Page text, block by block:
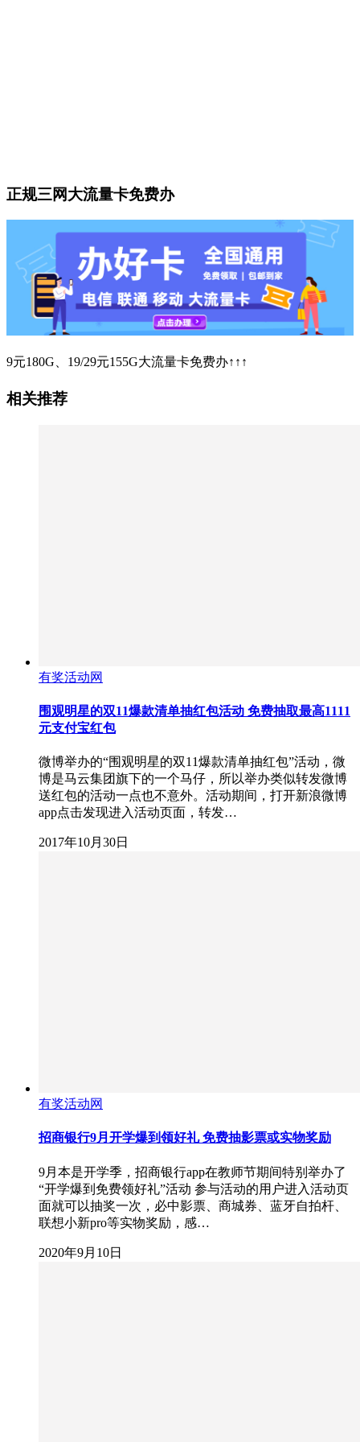
正规三网大流量卡免费办
9元180G、19/29元155G大流量卡免费办↑↑↑
相关推荐
有奖活动网
围观明星的双11爆款清单抽红包活动 免费抽取最高1111
元支付宝红包
微博举办的“围观明星的双11爆款清单抽红包”活动，微
博是马云集团旗下的一个马仔，所以举办类似转发微博
送红包的活动一点也不意外。活动期间，打开新浪微博
app点击发现进入活动页面，转发…
2017年10月30日
有奖活动网
招商银行9月开学爆到领好礼 免费抽影票或实物奖励
9月本是开学季，招商银行app在教师节期间特别举办了
“开学爆到免费领好礼”活动 参与活动的用户进入活动页
面就可以抽奖一次，必中影票、商城券、蓝牙自拍杆、
联想小新pro等实物奖励，感…
2020年9月10日